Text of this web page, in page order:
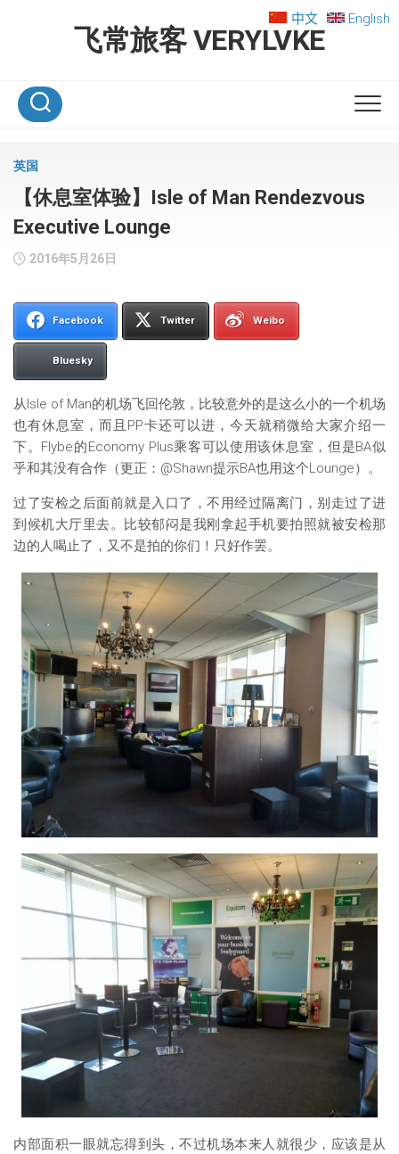
飞常旅客 VERYLVKE
中文 English
英国
【休息室体验】Isle of Man Rendezvous
Executive Lounge
2016年5月26日
Facebook Twitter Weibo
Bluesky
从Isle of Man的机场飞回伦敦，比较意外的是这么小的一个机场
也有休息室，而且PP卡还可以进，今天就稍微给大家介绍一
下。Flybe的Economy Plus乘客可以使用该休息室，但是BA似
乎和其没有合作（更正：@Shawn提示BA也用这个Lounge）。
过了安检之后面前就是入口了，不用经过隔离门，别走过了进
到候机大厅里去。比较郁闷是我刚拿起手机要拍照就被安检那
边的人喝止了，又不是拍的你们！只好作罢。
内部面积一眼就忘得到头，不过机场本来人就很少，应该是从